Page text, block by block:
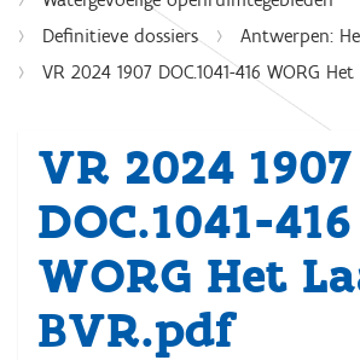
Definitieve dossiers
Antwerpen:
VR 2024 1907 DOC.1041-416 WORG
VR 2024 1907
DOC.1041-416
WORG Het
BVR.pdf